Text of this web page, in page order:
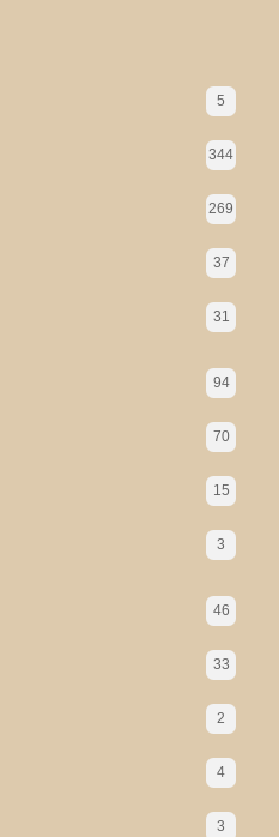
5
344
269
37
31
94
70
15
3
46
33
2
4
3